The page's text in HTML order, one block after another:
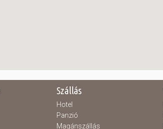
Szállás
Hotel
Panzió
Magánszállás